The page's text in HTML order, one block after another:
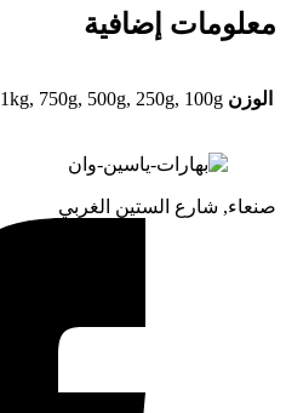
معلومات إضافية
الوزن 1kg, 750g, 500g, 250g, 100g
صنعاء, شارع الستين الغربي